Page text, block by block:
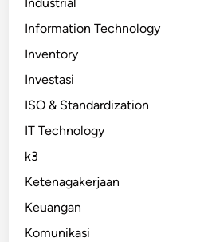
Information Technology
Inventory
Investasi
ISO & Standardization
IT Technology
k3
Ketenagakerjaan
Keuangan
Komunikasi